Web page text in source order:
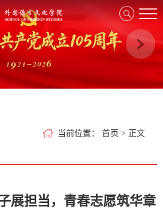
当前位置 ： 首页 > 正文
展担当，青春志愿筑华章